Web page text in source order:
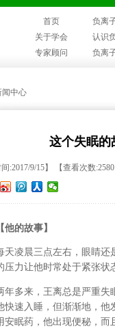
首页
负离
关于学会
认识
专家顾问
负离
闻中心
这个失眠的
间:2017/9/15】 【查看次数
【他的故事】
天凌晨三点左右，眼睛还
压力让他时常处于紧张状
年多来，王离总是严重失
快速入睡，但渐渐地，他
安眠药，他出现便秘，而